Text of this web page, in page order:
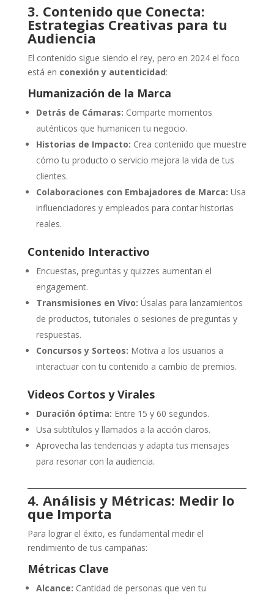
3. Contenido que Conecta:
Estrategias Creativas para tu
Audiencia
El contenido sigue siendo el rey, pero en 2024 el foco
está en conexión y autenticidad:
Humanización de la Marca
Detrás de Cámaras: Comparte momentos
auténticos que humanicen tu negocio.
Historias de Impacto: Crea contenido que muestre
cómo tu producto o servicio mejora la vida de tus
clientes.
Colaboraciones con Embajadores de Marca: Usa
influenciadores y empleados para contar historias
reales.
Contenido Interactivo
Encuestas, preguntas y quizzes aumentan el
engagement.
Transmisiones en Vivo: Úsalas para lanzamientos
de productos, tutoriales o sesiones de preguntas y
respuestas.
Concursos y Sorteos: Motiva a los usuarios a
interactuar con tu contenido a cambio de premios.
Videos Cortos y Virales
Duración óptima: Entre 15 y 60 segundos.
Usa subtítulos y llamados a la acción claros.
Aprovecha las tendencias y adapta tus mensajes
para resonar con la audiencia.
4. Análisis y Métricas: Medir lo
que Importa
Para lograr el éxito, es fundamental medir el
rendimiento de tus campañas:
Métricas Clave
Alcance: Cantidad de personas que ven tu